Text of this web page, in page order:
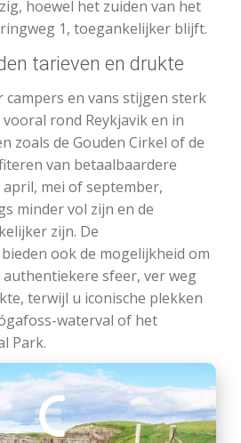
hoewel het zuiden van het
1, toegankelijker blijft.
tarieven en drukte
en vans stijgen sterk
rond Reykjavik en in
zoals de Gouden Cirkel of de
van betaalbaardere
mei of september,
minder vol zijn en de
zijn. De
ook de mogelijkheid om
sfeer, ver weg
terwijl u iconische plekken
waterval of het
Park.